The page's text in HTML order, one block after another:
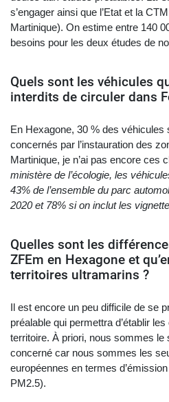
s’engager ainsi que l’Etat et la
Martinique). On estime entre 140
besoins pour les deux études de
Quels sont les véhicules
interdits de circuler dans
En Hexagone, 30 % des véhicules
concernés par l’instauration des
Martinique, je n’ai pas encore ces
ministère de l’écologie, les
43% de l’ensemble du parc
2020 et 78% si on inclut les
Quelles sont les
ZFEm en Hexagone et
territoires ultramarins ?
Il est encore un peu difficile de se
préalable qui permettra d’établir
territoire. À priori, nous sommes le
concerné car nous sommes les
européennes en termes
PM2.5).